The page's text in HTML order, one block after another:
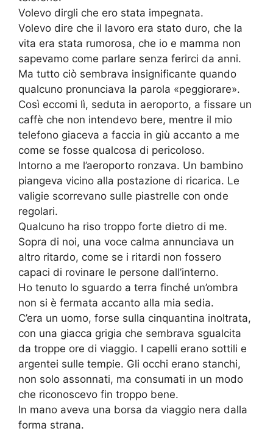
Volevo dirgli che ero stata impegnata.
Volevo dire che il lavoro era stato duro, che la
vita era stata rumorosa, che io e mamma non
sapevamo come parlare senza ferirci da anni.
Ma tutto ciò sembrava insignificante quando
qualcuno pronunciava la parola «peggiorare».
Così eccomi lì, seduta in aeroporto, a fissare un
caffè che non intendevo bere, mentre il mio
telefono giaceva a faccia in giù accanto a me
come se fosse qualcosa di pericoloso.
Intorno a me l’aeroporto ronzava. Un bambino
piangeva vicino alla postazione di ricarica. Le
valigie scorrevano sulle piastrelle con onde
regolari.
Qualcuno ha riso troppo forte dietro di me.
Sopra di noi, una voce calma annunciava un
altro ritardo, come se i ritardi non fossero
capaci di rovinare le persone dall’interno.
Ho tenuto lo sguardo a terra finché un’ombra
non si è fermata accanto alla mia sedia.
C’era un uomo, forse sulla cinquantina inoltrata,
con una giacca grigia che sembrava sgualcita
da troppe ore di viaggio. I capelli erano sottili e
argentei sulle tempie. Gli occhi erano stanchi,
non solo assonnati, ma consumati in un modo
che riconoscevo fin troppo bene.
In mano aveva una borsa da viaggio nera dalla
forma strana.